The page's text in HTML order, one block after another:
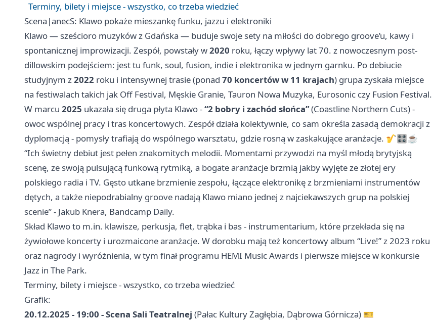
Terminy, bilety i miejsce - wszystko, co trzeba wiedzieć
Scena|anecS: Klawo pokaże mieszankę funku, jazzu i elektroniki
Klawo — sześcioro muzyków z Gdańska — buduje swoje sety na miłości do dobrego groove’u, kawy i
spontanicznej improwizacji. Zespół, powstały w2020 roku, łączy wpływy lat 70. z nowoczesnym post-
dillowskim podejściem: jest tu funk, soul, fusion, indie i elektronika w jednym garnku. Po debiucie
studyjnym z2022 roku i intensywnej trasie (ponad 70 koncertów w 11 krajach) grupa zyskała miejsce
na festiwalach takich jak Off Festival, Męskie Granie, Tauron Nowa Muzyka, Eurosonic czy Fusion Festival.
W marcu 2025 ukazała się druga płyta Klawo -“2 bobry i zachód słońca”(Coastline Northern Cuts) -
owoc wspólnej pracy i tras koncertowych. Zespół działa kolektywnie, co sam określa zasadą demokracji z
dyplomacją - pomysły trafiają do wspólnego warsztatu, gdzie rosną w zaskakujące aranżacje. 🎷🎛️☕️
“Ich świetny debiut jest pełen znakomitych melodii. Momentami przywodzi na myśl młodą brytyjską
scenę, ze swoją pulsującą funkową rytmiką, a bogate aranżacje brzmią jakby wyjęte ze złotej ery
polskiego radia i TV. Gęsto utkane brzmienie zespołu, łączące elektronikę z brzmieniami instrumentów
dętych, a także niepodrabialny groove nadają Klawo miano jednej z najciekawszych grup na polskiej
scenie” - Jakub Knera, Bandcamp Daily.
Skład Klawo to m.in. klawisze, perkusja, flet, trąbka i bas - instrumentarium, które przekłada się na
żywiołowe koncerty i urozmaicone aranżacje. W dorobku mają też koncertowy album “Live!” z 2023 roku
oraz nagrody i wyróżnienia, w tym finał programu HEMI Music Awards i pierwsze miejsce w konkursie
Jazz in The Park.
Terminy, bilety i miejsce - wszystko, co trzeba wiedzieć
Grafik:
20.12.2025 - 19:00 - Scena Sali Teatralnej (Pałac Kultury Zagłębia, Dąbrowa Górnicza) 🎫